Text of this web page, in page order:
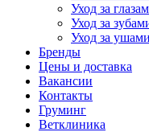
Уход за
Уход за
Уход за ушами
Бренды
Цены и доставка
Вакансии
Контакты
Груминг
Ветклиника